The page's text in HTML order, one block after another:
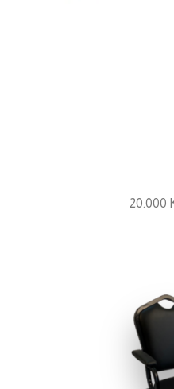
20.000